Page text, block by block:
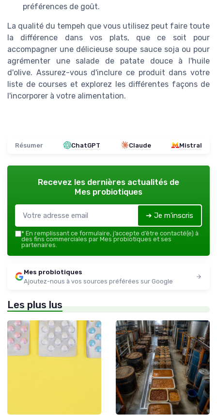
préférences de goût.
La qualité du tempeh que vous utilisez peut faire toute
la différence dans vos plats, que ce soit pour
accompagner une délicieuse soupe sauce soja ou pour
agrémenter une salade de patate douce à l'huile
d'olive. Assurez-vous d'inclure ce produit dans votre
liste de courses et explorez les différentes façons de
l'incorporer à votre alimentation.
Résumer ChatGPT Claude Mistral
Recevez les dernières actualités de
Mes probiotiques
➔ Je m'inscris
* En remplissant ce formulaire, j’accepte d’être contacté(e) à
des fins commerciales par Mes probiotiques et ses
partenaires.
Mes probiotiques
Ajoutez-nous à vos sources préférées sur Google
Les plus lus